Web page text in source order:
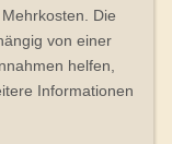
Die
von einer
helfen,
Informationen